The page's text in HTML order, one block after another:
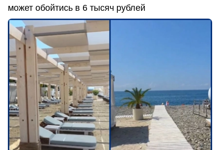
может обойтись в 6 тысяч рублей